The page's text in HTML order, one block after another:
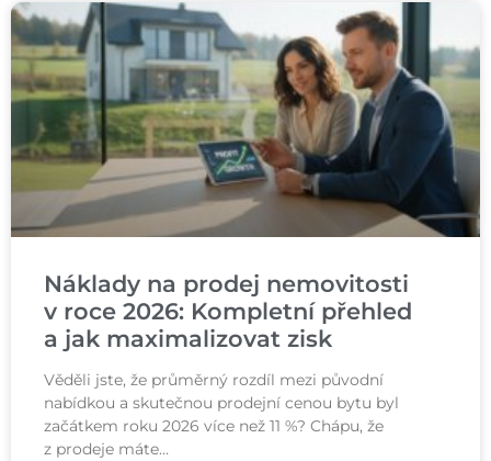
Náklady na prodej nemovitosti
v roce 2026: Kompletní přehled
a jak maximalizovat zisk
Věděli jste, že průměrný rozdíl mezi původní
nabídkou a skutečnou prodejní cenou bytu byl
začátkem roku 2026 více než 11 %? Chápu, že
z prodeje máte…